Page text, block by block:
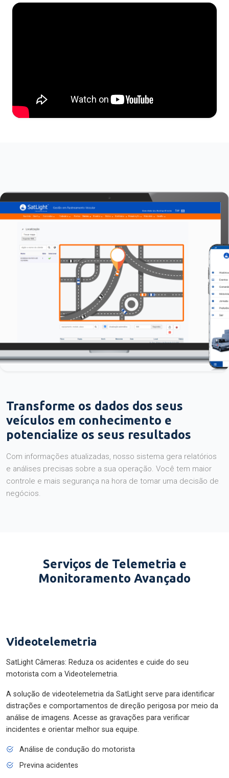
Transforme os dados dos seus
veículos em conhecimento e
potencialize os seus resultados
Com informações atualizadas, nosso sistema gera relatórios
e análises precisas sobre a sua operação. Você tem maior
controle e mais segurança na hora de tomar uma decisão de
negócios.
Serviços de Telemetria e
Monitoramento Avançado
Videotelemetria
SatLight Câmeras: Reduza os acidentes e cuide do seu
motorista com a Videotelemetria.
A solução de videotelemetria da SatLight serve para identificar
distrações e comportamentos de direção perigosa por meio da
análise de imagens. Acesse as gravações para verificar
incidentes e orientar melhor sua equipe.
Análise de condução do motorista
Previna acidentes